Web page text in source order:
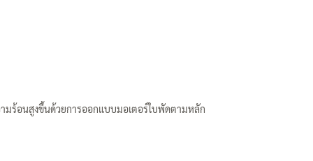
ร้อนสูงขึ้นด้วยการออกแบบมอเตอร์ใบพัดตามหลัก